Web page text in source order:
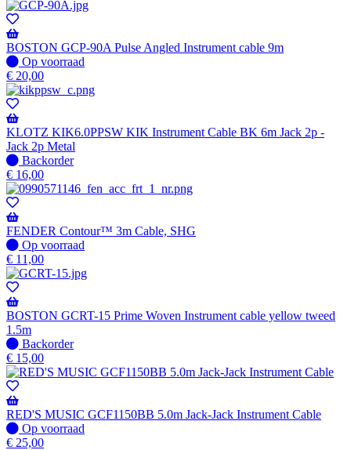
voorraad
-
Wordt
verzonden
wanneer
beschikbaar
BOSTON GCP-90A Pulse Angled Instrument cable 9m
Op
voorraad
Op voorraad
€ 20,00
KLOTZ KIK6.0PPSW KIK Instrument Cable BK 6m Jack 2p -
Jack 2p Metal
Niet
op
voorraad
-
Wordt
verzonden
wanneer
beschikbaar
Backorder
€ 16,00
FENDER Contour™ 3m Cable, SHG
Op
voorraad
Op voorraad
€ 11,00
BOSTON GCRT-15 Prime Woven Instrument cable yellow tweed
1.5m
Niet
op
voorraad
-
Wordt
verzonden
wanneer
beschikbaar
Backorder
€ 15,00
RED'S MUSIC GCF1150BB 5.0m Jack-Jack Instrument Cable
Op
voorraad
Op voorraad
€ 25,00